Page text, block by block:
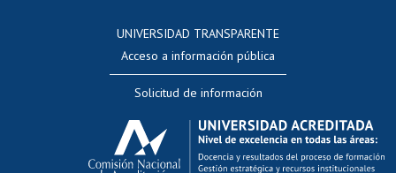
Evaluación docente
Calificación académica
Postulación al AUCAI
UNIVERSIDAD TRANSPARENTE
Acceso a información pública
Solicitud de información